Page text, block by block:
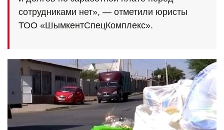
сотрудниками нет», — отметили юристы
ТОО «ШымкентСпецКомплекс».